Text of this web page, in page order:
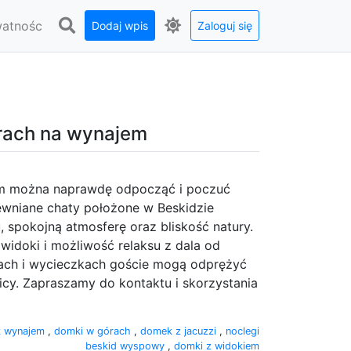
Dodaj wpis Zaloguj się
na wynajem
można naprawdę odpocząć i poczuć
chaty położone w Beskidzie
atmosferę oraz bliskość natury.
i możliwość relaksu z dala od
i wycieczkach goście mogą odprężyć
Zapraszamy do kontaktu i skorzystania
wynajem , domki w górach , domek z jacuzzi , noclegi
beskid wyspowy , domki z widokiem